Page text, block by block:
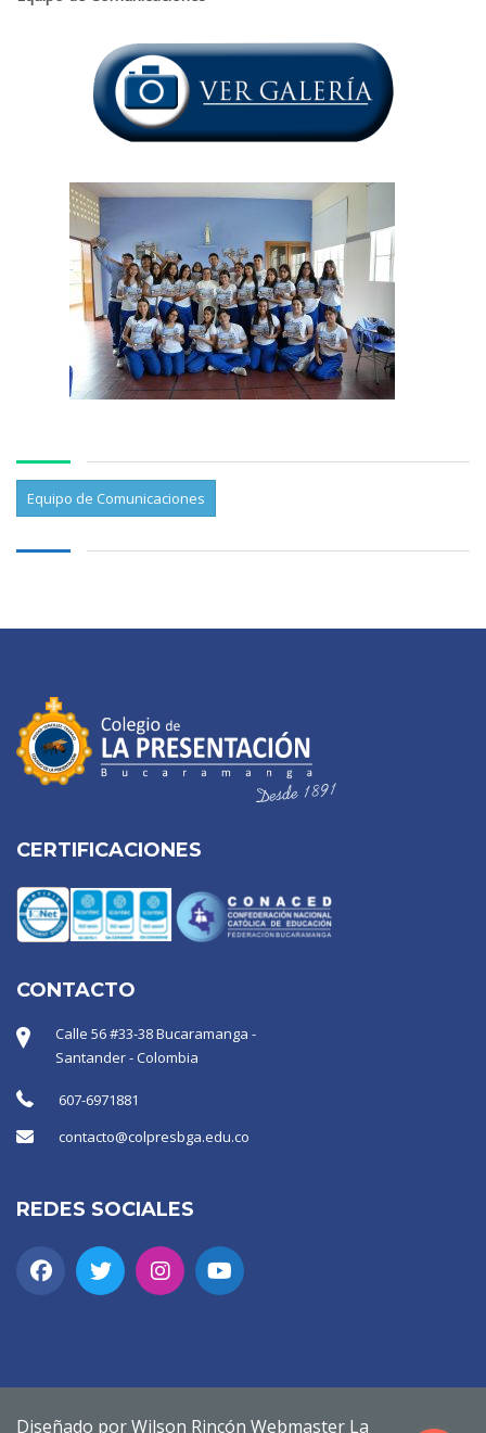
Equipo de Comunicaciones
CERTIFICACIONES
CONTACTO
Calle 56 #33-38 Bucaramanga -
Santander - Colombia
607-6971881
contacto@colpresbga.edu.co
REDES SOCIALES
Diseñado por Wilson Rincón Webmaster La